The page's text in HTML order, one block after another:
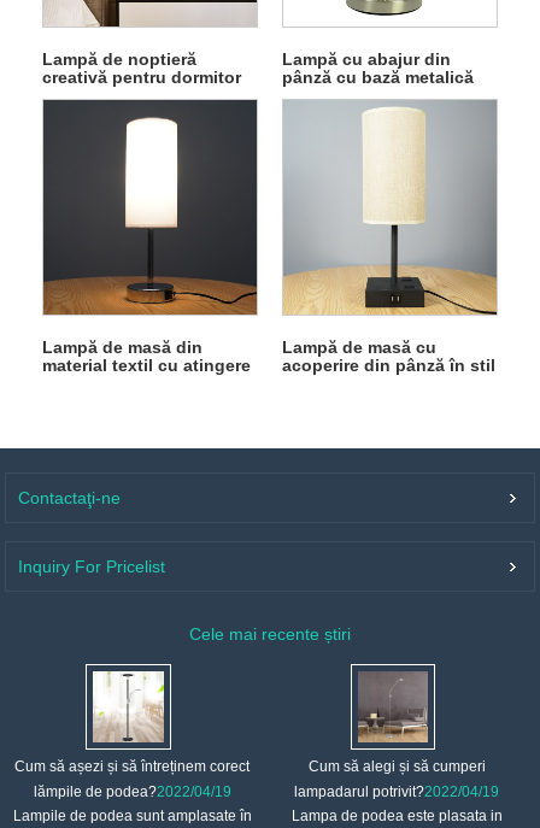
Lampă de noptieră
creativă pentru dormitor
Lampă cu abajur din
pânză cu bază metalică
Lampă de masă din
material textil cu atingere
Lampă de masă cu
acoperire din pânză în stil
Contactaţi-ne
Inquiry For Pricelist
Cele mai recente știri
Cum să așezi și să întreținem corect
lămpile de podea?2022/04/19
Lampile de podea sunt amplasate în
Cum să alegi și să cumperi
lampadarul potrivit?2022/04/19
Lampa de podea este plasata in